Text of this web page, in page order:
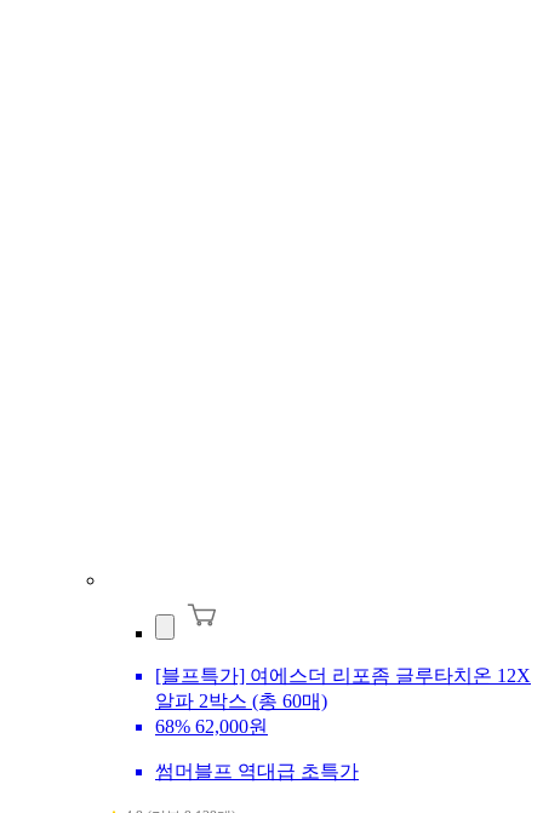
[블프특가] 여에스더 리포좀 글루타치온 12X
알파 2박스 (총 60매)
68% 62,000원
썸머블프 역대급 초특가